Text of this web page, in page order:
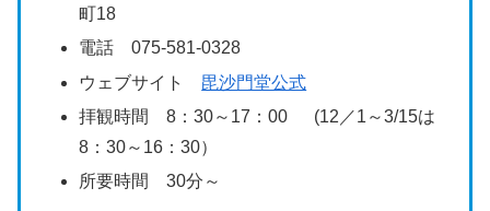
町18
電話 075-581-0328
ウェブサイト 毘沙門堂公式
拝観時間 8：30～17：00 (12／1～3/15は
8：30～16：30）
所要時間 30分～